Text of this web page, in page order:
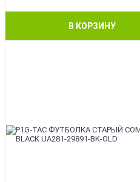
В КОРЗИНУ